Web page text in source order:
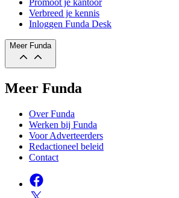
Promoot je kantoor
Verbreed je kennis
Inloggen Funda Desk
Meer Funda
Meer Funda
Over Funda
Werken bij Funda
Voor Adverteerders
Redactioneel beleid
Contact